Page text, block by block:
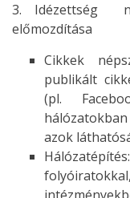
3. Idézettség
előmozdítása
Cikkek
publikált
(pl.
azok